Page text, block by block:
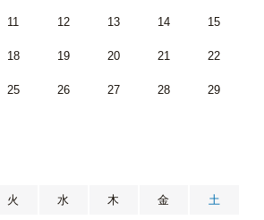
11 12 13 14 15
18 19 20 21 22
25 26 27 28 29
火 水 木 金 土